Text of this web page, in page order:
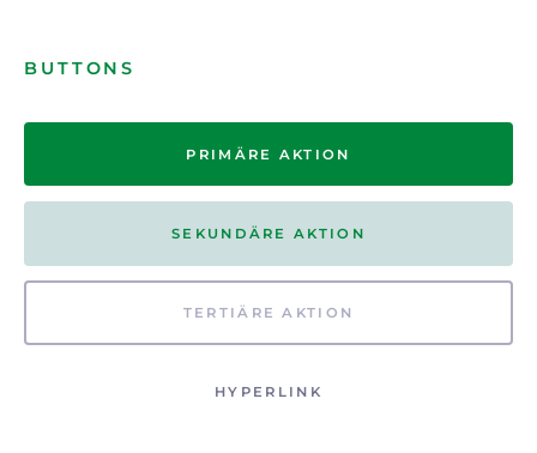
BUTTONS
PRIMÄRE AKTION
SEKUNDÄRE AKTION
TERTIÄRE AKTION
HYPERLINK